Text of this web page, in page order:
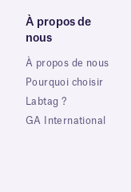
À propos de
nous
À propos de nous
Pourquoi choisir
Labtag ?
GA International